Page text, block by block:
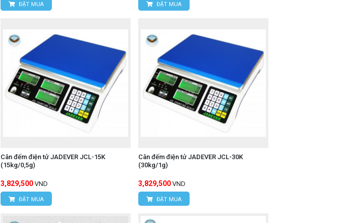
ĐẶT MUA ĐẶT MUA
Cân đếm điện tử JADEVER JCL-15K
(15kg/0,5g)
3,829,500 VND
ĐẶT MUA
Cân đếm điện tử JADEVER JCL-30K
(30kg/1g)
3,829,500 VND
ĐẶT MUA